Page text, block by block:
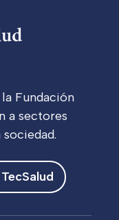
Fundación
a sectores